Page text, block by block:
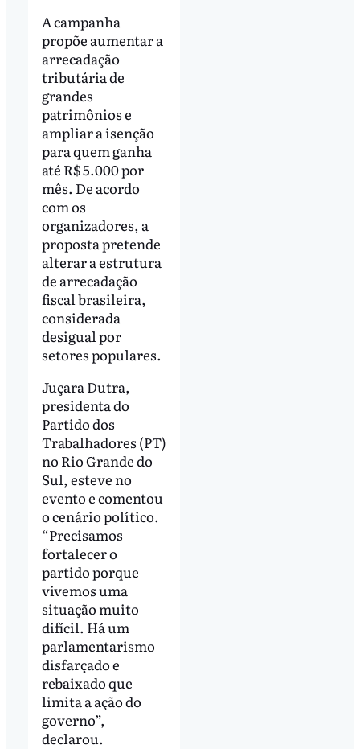
A campanha
propõe aumentar a
arrecadação
tributária de
grandes
patrimônios e
ampliar a isenção
para quem ganha
até R$ 5.000 por
mês. De acordo
com os
organizadores, a
proposta pretende
alterar a estrutura
de arrecadação
fiscal brasileira,
considerada
desigual por
setores populares.
Juçara Dutra,
presidenta do
Partido dos
Trabalhadores (PT)
no Rio Grande do
Sul, esteve no
evento e comentou
o cenário político.
“Precisamos
fortalecer o
partido porque
vivemos uma
situação muito
difícil. Há um
parlamentarismo
disfarçado e
rebaixado que
limita a ação do
governo”,
declarou.